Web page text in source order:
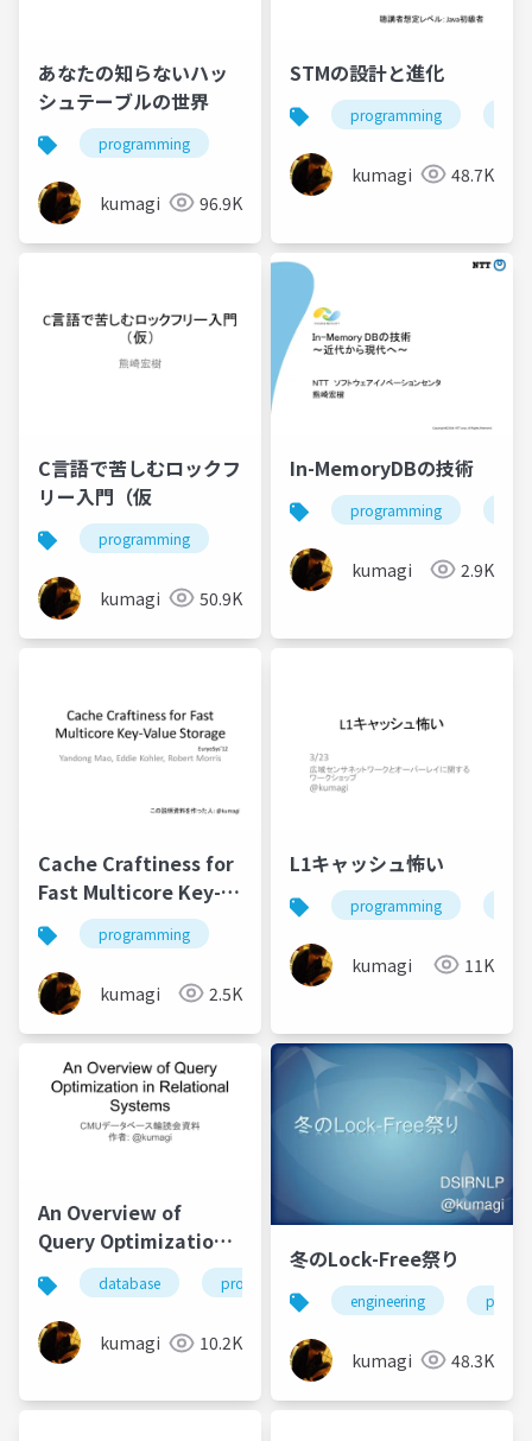
あなたの知らないハッ
シュテーブルの世界
programming
kumagi 96.9K
STMの設計と進化
programming
kumagi 48.7K
C言語で苦しむロックフ
リー入門（仮
programming
kumagi 50.9K
In-MemoryDBの技術
programming
kumagi 2.9K
Cache Craftiness for
Fast Multicore Key-
Value Storage
programming
kumagi 2.5K
L1キャッシュ怖い
programming
kumagi 11K
An Overview of
Query Optimization
in Relational
Systems
database programming
kumagi 10.2K
冬のLock-Free祭り
engineering
kumagi 48.3K